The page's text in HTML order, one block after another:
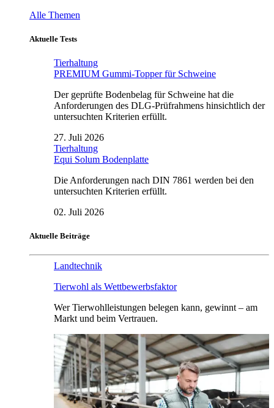
Alle Themen
Aktuelle Tests
Tierhaltung
PREMIUM Gummi-Topper für Schweine
Der geprüfte Bodenbelag für Schweine hat die
Anforderungen des DLG-Prüfrahmens hinsichtlich der
untersuchten Kriterien erfüllt.
27. Juli 2026
Tierhaltung
Equi Solum Bodenplatte
Die Anforderungen nach DIN 7861 werden bei den
untersuchten Kriterien erfüllt.
02. Juli 2026
Aktuelle Beiträge
Landtechnik
Tierwohl als Wettbewerbsfaktor
Wer Tierwohlleistungen belegen kann, gewinnt – am
Markt und beim Vertrauen.